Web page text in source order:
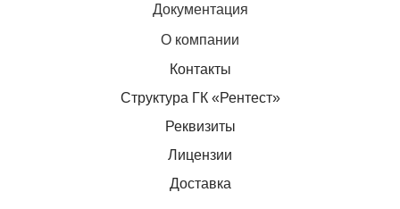
Документация
О компании
Контакты
Структура ГК «Рентест»
Реквизиты
Лицензии
Доставка